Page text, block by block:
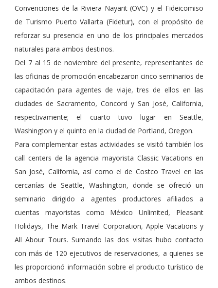
Convenciones de la Riviera Nayarit (OVC) y el Fideicomiso
de Turismo Puerto Vallarta (Fidetur), con el propósito de
reforzar su presencia en uno de los principales mercados
naturales para ambos destinos.
Del 7 al 15 de noviembre del presente, representantes de
las oficinas de promoción encabezaron cinco seminarios de
capacitación para agentes de viaje, tres de ellos en las
ciudades de Sacramento, Concord y San José, California,
respectivamente; el cuarto tuvo lugar en Seattle,
Washington y el quinto en la ciudad de Portland, Oregon.
Para complementar estas actividades se visitó también los
call centers de la agencia mayorista Classic Vacations en
San José, California, así como el de Costco Travel en las
cercanías de Seattle, Washington, donde se ofreció un
seminario dirigido a agentes productores afiliados a
cuentas mayoristas como México Unlimited, Pleasant
Holidays, The Mark Travel Corporation, Apple Vacations y
All Abour Tours. Sumando las dos visitas hubo contacto
con más de 120 ejecutivos de reservaciones, a quienes se
les proporcionó información sobre el producto turístico de
ambos destinos.